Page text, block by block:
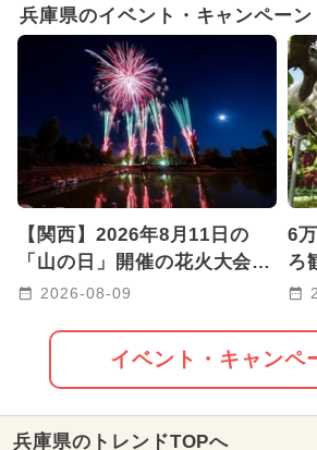
兵庫県のイベント・キャンペーン
【関西】2026年8月11日の
「山の日」開催の花火大会4
選！川沿い・海辺・音楽花火
2026-08-09
6
ろ
り
イベント・キャンペ
兵庫県のトレンドTOPへ